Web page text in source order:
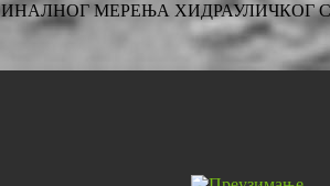
МЕРЕЊА